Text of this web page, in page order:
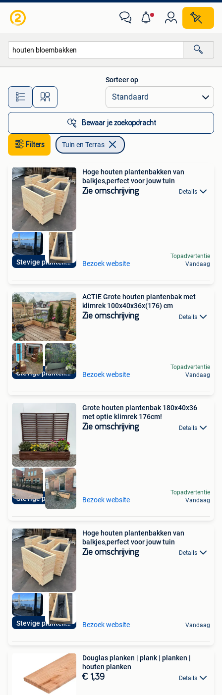
Alle afstanden…
Sorteer op
Bewaar je zoekopdracht
Filters Tuin en Terras
Stevige plantenbak
Hoge houten plantenbakken van
balkjes,perfect voor jouw tuin
Zie omschrijving Details
Bezoek website
Topadvertentie
Vandaag
Stevige plantenbak
ACTIE Grote houten plantenbak met
klimrek 100x40x36x(176) cm
Zie omschrijving Details
Bezoek website
Topadvertentie
Vandaag
Stevige plantenbak
Grote houten plantenbak 180x40x36
met optie klimrek 176cm!
Zie omschrijving Details
Bezoek website
Topadvertentie
Vandaag
Stevige plantenbak
Hoge houten plantenbakken van
balkjes,perfect voor jouw tuin
Zie omschrijving Details
Bezoek website Vandaag
Douglas planken | plank | planken |
houten planken
€ 1,39 Details